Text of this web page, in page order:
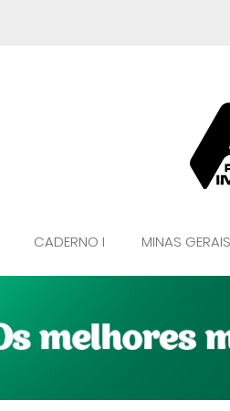
CADERNO I MINAS GERAIS